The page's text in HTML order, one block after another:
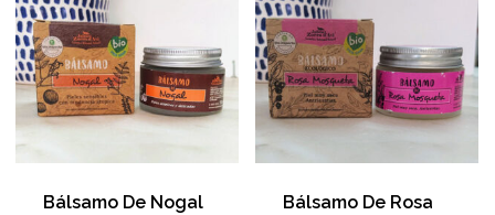
pueden
elegir
en
la
página
de
producto
Bálsamo De Nogal
Bálsamo De Rosa